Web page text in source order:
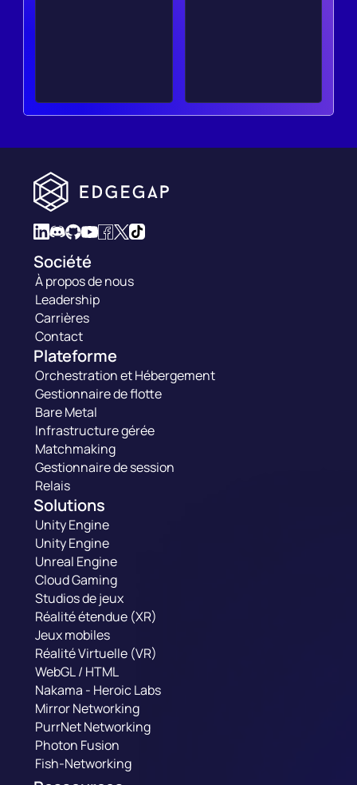
Société
À propos de nous
Leadership
Carrières
Contact
Plateforme
Orchestration et Hébergement
Gestionnaire de flotte
Bare Metal
Infrastructure gérée
Matchmaking
Gestionnaire de session
Relais
Solutions
Unity Engine
Unity Engine
Unreal Engine
Cloud Gaming
Studios de jeux
Réalité étendue (XR)
Jeux mobiles
Réalité Virtuelle (VR)
WebGL / HTML
Nakama - Heroic Labs
Mirror Networking
PurrNet Networking
Photon Fusion
Fish-Networking